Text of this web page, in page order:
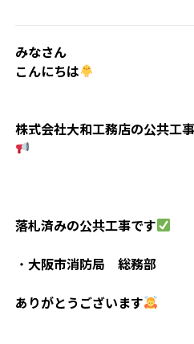
みなさん
こんにちは
株式会社大和工務店の公共工
落札済みの公共工事です
・ 大阪市消防局 総務部
ありがとうございます